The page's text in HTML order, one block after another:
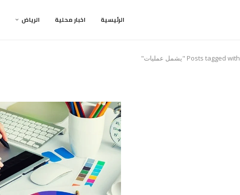
الرئيسية اخبار محلية الرياض
Posts tagged with "يشمل عمليات"